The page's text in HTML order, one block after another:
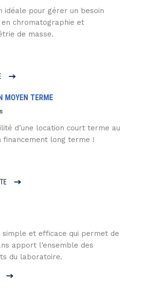
idéale pour gérer un besoin
en chromatographie et
de masse.
MOYEN TERME
d’une location court terme au
financement long terme !
simple et efficace qui permet de
apport l’ensemble des
du laboratoire.